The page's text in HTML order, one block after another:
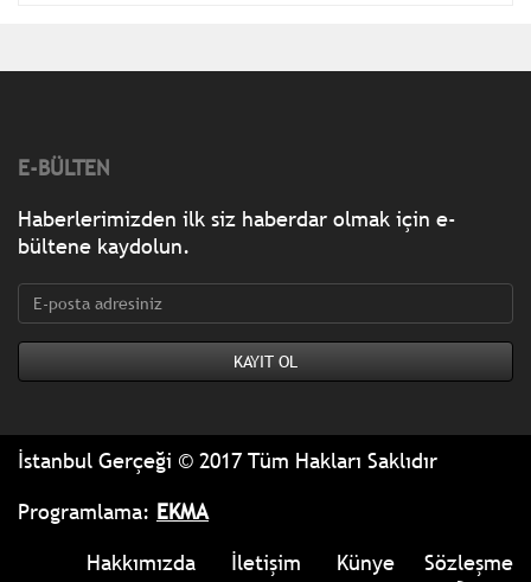
E-BÜLTEN
Haberlerimizden ilk siz haberdar olmak için e-
bültene kaydolun.
İstanbul Gerçeği © 2017 Tüm Hakları Saklıdır
Programlama: EKMA
Hakkımızda
İletişim Künye
Sözleşme